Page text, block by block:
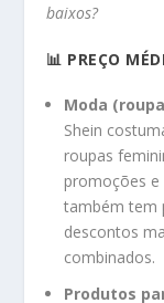
baixos?
📊 PREÇO
Moda
Shein
roupas
promoções e
também tem
descontos
combinados.
Produtos